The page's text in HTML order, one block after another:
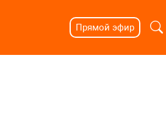
Прямой эфир